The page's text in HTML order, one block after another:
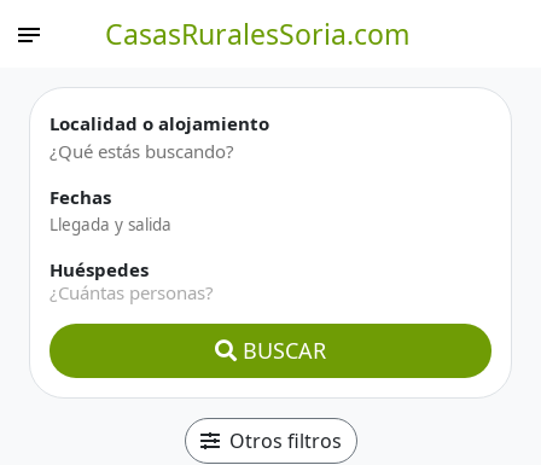
CasasRuralesSoria.com
Localidad o alojamiento
Fechas
Huéspedes
¿Cuántas personas?
BUSCAR
Otros filtros